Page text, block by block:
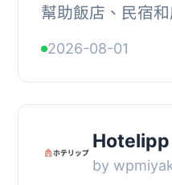
幫助飯店、民宿
指引、早餐時間
QR 碼，方...
2026-08-01
Hotelipp
by